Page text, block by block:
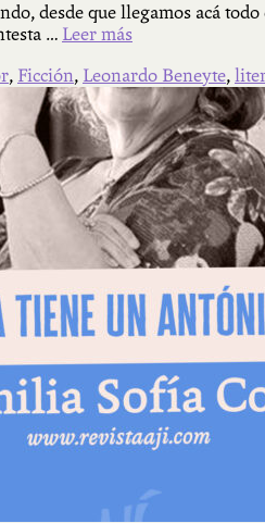
2025
1994
desde que llegamos acá
… Leer más
, Ficción, Leonardo Beneyte,